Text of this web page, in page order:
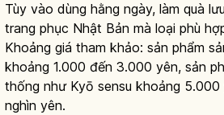
Tùy vào dùng hằng ngày, làm quà
trang phục Nhật Bản mà loại phù
Khoảng giá tham khảo: sản phẩm
khoảng 1.000 đến 3.000 yên, sản
thống như Kyō sensu khoảng
nghìn yên.